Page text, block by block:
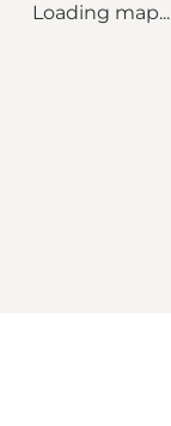
Loading map...